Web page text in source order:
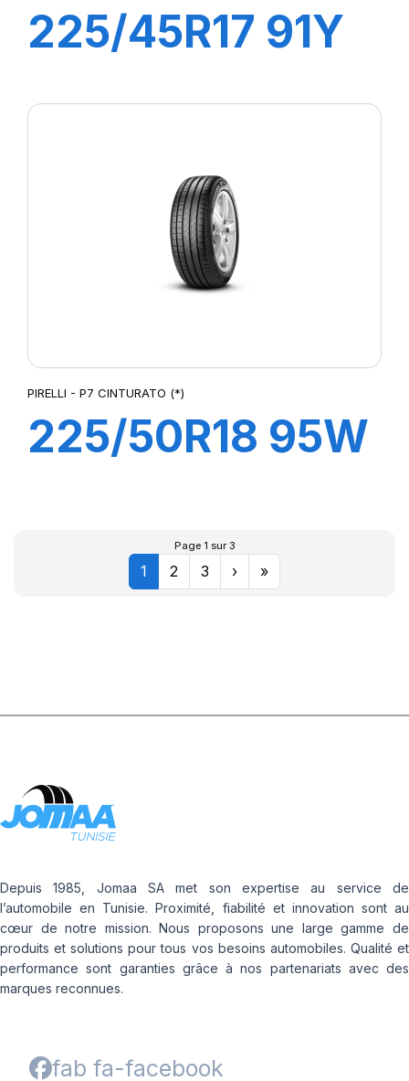
225/45R17 91Y
PIRELLI - P7 CINTURATO (*)
225/50R18 95W
CINTURATO (*)
Page 1 sur 3
1 2 3 › »
Depuis 1985, Jomaa SA met son expertise au service de
l’automobile en Tunisie. Proximité, fiabilité et innovation sont au
cœur de notre mission. Nous proposons une large gamme de
produits et solutions pour tous vos besoins automobiles. Qualité et
performance sont garanties grâce à nos partenariats avec des
marques reconnues.
fab fa-facebook